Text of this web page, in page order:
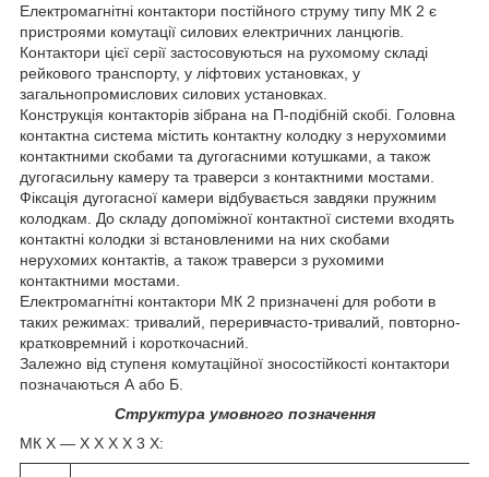
Електромагнітні контактори постійного струму типу МК 2 є
пристроями комутації силових електричних ланцюгів.
Контактори цієї серії застосовуються на рухомому складі
рейкового транспорту, у ліфтових установках, у
загальнопромислових силових установках.
Конструкція контакторів зібрана на П-подібній скобі. Головна
контактна система містить контактну колодку з нерухомими
контактними скобами та дугогасними котушками, а також
дугогасильну камеру та траверси з контактними мостами.
Фіксація дугогасної камери відбувається завдяки пружним
колодкам. До складу допоміжної контактної системи входять
контактні колодки зі встановленими на них скобами
нерухомих контактів, а також траверси з рухомими
контактними мостами.
Електромагнітні контактори МК 2 призначені для роботи в
таких режимах: тривалий, переривчасто-тривалий, повторно-
кратковремний і короткочасний.
Залежно від ступеня комутаційної зносостійкості контактори
позначаються А або Б.
Структура умовного позначення
МК Х ― Х Х Х Х 3 Х: